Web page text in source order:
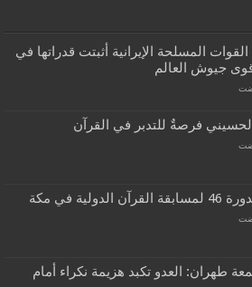
المسلحة الإيرانية أثبتت قدراتها في
جيوش العالم
الحسيني فرصةٌ للتدبر في القرآن
في مكة
طهران: العدو تكبد هزيمة نكراء أمام